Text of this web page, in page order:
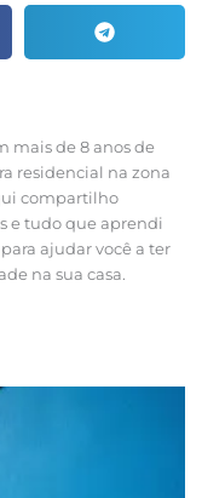
mais de 8 anos de
residencial na zona
compartilho
e tudo que aprendi
ajudar você a ter
na sua casa.